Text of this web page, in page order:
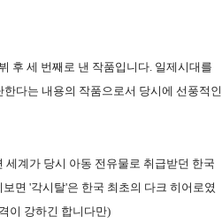
후 세 번째로 낸 작품입니다. 일제시대를
다는 내용의 작품으로서 당시에 선풍적인
계가 당시 아동 전유물로 취급받던 한국
면 '각시탈'은 한국 최초의 다크 히어로였
이 강하긴 합니다만)